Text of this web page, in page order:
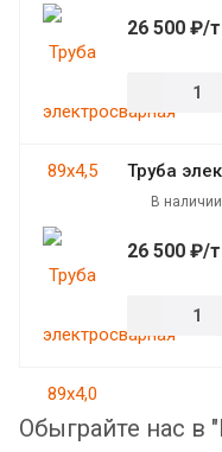
26 500 ₽/т
Труба
В наличии
26 500 ₽/т
Обыграйте нас в